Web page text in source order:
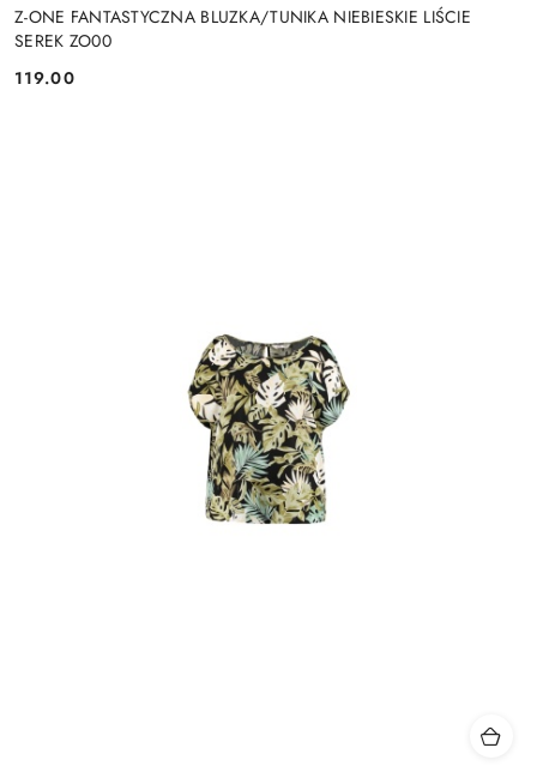
Z-ONE FANTASTYCZNA BLUZKA/TUNIKA NIEBIESKIE LIŚCIE
SEREK ZO00
Cena:
119.00